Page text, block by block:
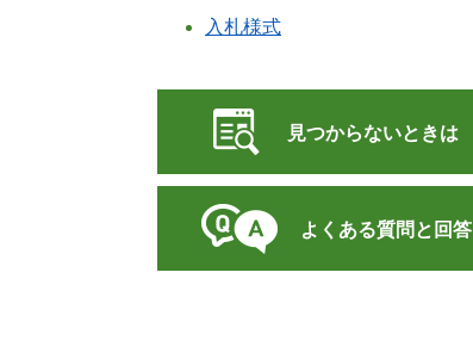
入札様式
見つからないときは
よくある質問と回答